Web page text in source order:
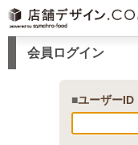
会員ログイン
■ユーザーID